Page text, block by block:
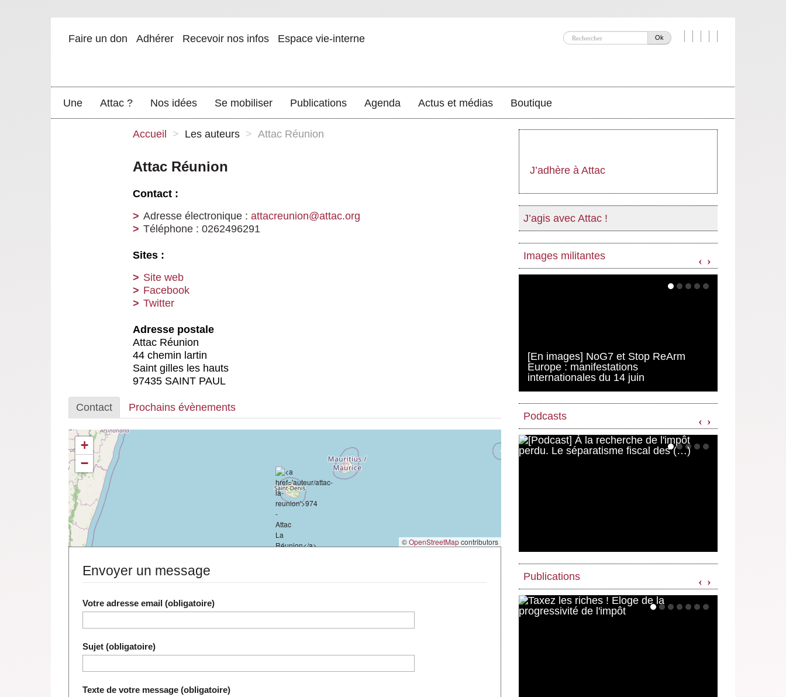
Ok
Faire un don Adhérer Recevoir nos infos Espace vie-interne
Une Attac ? Nos idées Se mobiliser Publications Agenda Actus et médias Boutique
Accueil > Les auteurs > Attac Réunion
Attac Réunion
Contact :
Adresse électronique : attacreunion@attac.org
Téléphone : 0262496291
Sites :
Site web
Facebook
Twitter
Adresse postale
Attac Réunion
44 chemin lartin
Saint gilles les hauts
97435 SAINT PAUL
Contact Prochains évènements
+
−
©OpenStreetMapcontributors
Envoyer un message
Votre adresse email (obligatoire)
Sujet (obligatoire)
Texte de votre message (obligatoire)
J’adhère à Attac
J’agis avec Attac !
Images militantes
[En images] NoG7 et Stop ReArm
Europe : manifestations
internationales du 14 juin
‹ ›
Podcasts ‹ ›
Publications ‹ ›